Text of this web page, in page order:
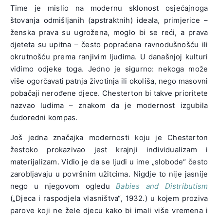
Time je mislio na modernu sklonost osjećajnoga
štovanja odmišljanih (apstraktnih) ideala, primjerice –
ženska prava su ugrožena, moglo bi se reći, a prava
djeteta su upitna – često popraćena ravnodušnošću ili
okrutnošću prema ranjivim ljudima. U današnjoj kulturi
vidimo odjeke toga. Jedno je sigurno: nekoga može
više ogorčavati patnja životinja ili okoliša, nego masovni
pobačaji nerođene djece. Chesterton bi takve prioritete
nazvao ludima – znakom da je modernost izgubila
ćudoredni kompas.
Još jedna značajka modernosti koju je Chesterton
žestoko prokazivao jest krajnji individualizam i
materijalizam. Vidio je da se ljudi u ime „slobode“ često
zarobljavaju u površnim užitcima. Nigdje to nije jasnije
nego u njegovom ogleduBabies and Distributism
(„Djeca i raspodjela vlasništva“, 1932.) u kojem proziva
parove koji ne žele djecu kako bi imali više vremena i